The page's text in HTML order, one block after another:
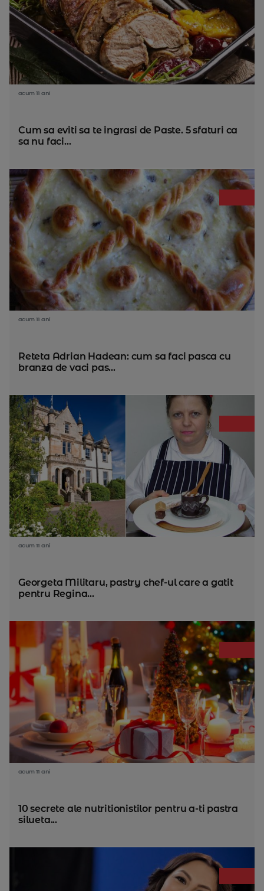
acum 11 ani
Cum sa eviti sa te ingrasi de Paste. 5 sfaturi ca
sa nu faci...
acum 11 ani
Reteta Adrian Hadean: cum sa faci pasca cu
branza de vaci pas...
acum 11 ani
Georgeta Militaru, pastry chef-ul care a gatit
pentru Regina...
acum 11 ani
10 secrete ale nutritionistilor pentru a-ti pastra
silueta...